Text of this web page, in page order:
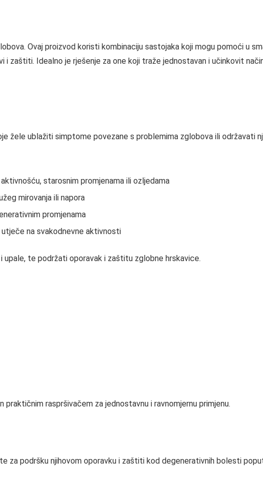
Ovaj proizvod koristi kombinaciju sastojaka koji mogu pomoći u
zaštiti. Idealno je rješenje za one koji traže jednostavan i učinkovit
žele ublažiti simptome povezane s problemima zglobova ili održavati
starosnim promjenama ili ozljedama
mirovanja ili napora
promjenama
na svakodnevne aktivnosti
upale, te podržati oporavak i zaštitu zglobne hrskavice.
raspršivačem za jednostavnu i ravnomjernu primjenu.
za podršku njihovom oporavku i zaštiti kod degenerativnih bolesti